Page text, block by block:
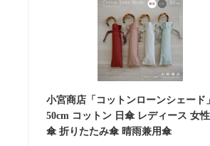
小宮商店「コットンローンシェード」
50cm コットン 日傘 レディース 女
傘 折りたたみ傘 晴雨兼用傘